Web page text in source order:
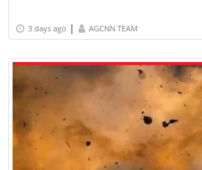
3 days ago | AGCNN TEAM